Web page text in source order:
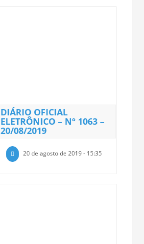
DIÁRIO OFICIAL
ELETRÔNICO – Nº 1063 –
20/08/2019
20 de agosto de 2019 - 15:35